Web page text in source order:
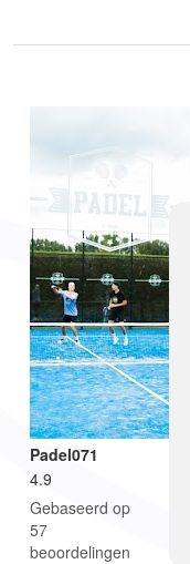
Padel071
4.9
Gebaseerd op
57
beoordelingen